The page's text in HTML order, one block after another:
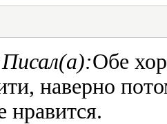
Обе
наверно
нравится.